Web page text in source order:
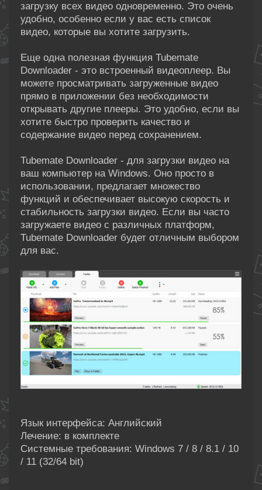
загрузку всех видео одновременно. Это очень
удобно, особенно если у вас есть список
видео, которые вы хотите загрузить.
Еще одна полезная функция Tubemate
Downloader - это встроенный видеоплеер. Вы
можете просматривать загруженные видео
прямо в приложении без необходимости
открывать другие плееры. Это удобно, если вы
хотите быстро проверить качество и
содержание видео перед сохранением.
Tubemate Downloader - для загрузки видео на
ваш компьютер на Windows. Оно просто в
использовании, предлагает множество
функций и обеспечивает высокую скорость и
стабильность загрузки видео. Если вы часто
загружаете видео с различных платформ,
Tubemate Downloader будет отличным выбором
для вас.
Язык интерфейса: Английский
Лечение: в комплекте
Системные требования: Windows 7 / 8 / 8.1 / 10
/ 11 (32/64 bit)